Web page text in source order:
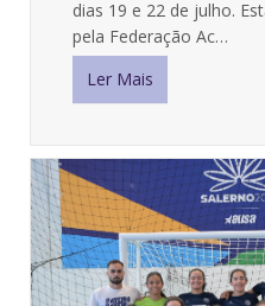
dias 19 e 22 de julho.
pela Federação Ac…
Ler Mais